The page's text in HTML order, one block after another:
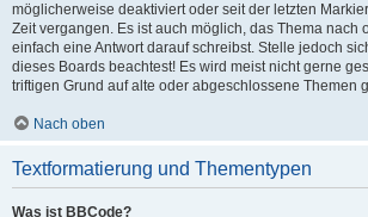
möglicherweise deaktiviert oder seit der letzten
Zeit vergangen. Es ist auch möglich, das Thema nach
einfach eine Antwort darauf schreibst. Stelle jedoch
dieses Boards beachtest! Es wird meist nicht gerne
triftigen Grund auf alte oder abgeschlossene Themen
Nach oben
Textformatierung und Thementypen
Was ist BBCode?